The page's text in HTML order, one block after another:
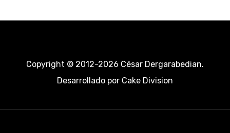
Copyright © 2012-2026 César Dergarabedian.
Desarrollado porCake Division